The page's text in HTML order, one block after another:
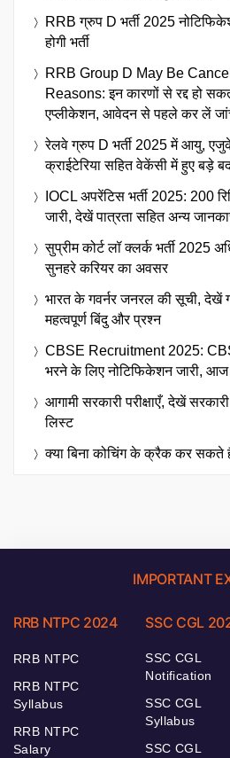
RRB ग्रुप D भर्ती 2025
होगी भर्ती
RRB Group D May Be
Reasons: इन कारणों से रद्द हो
एप्लीकेशन, आवेदन से पहले कर लें
रेलवे ग्रुप D भर्ती 2025 में आयु,
क्राईटेरिया सहित वेकेंसी में हुए बड़े
IOCL अपरेंटिस भर्ती 2025: 200
जारी, देखें पात्रता सहित अन्य
सुप्रीम कोर्ट लॉ क्लर्क भर्ती 2025
सुनहरे करियर का अवसर
भारत के गवर्नर जनरल की सूची, देखें
महत्वपूर्ण बिंदु और प्रश्न
CBSE Recruitment 2025:
भरने के लिए नोटिफिकेशन जारी, आज
आगामी सरकारी परीक्षाएँ, देखें
लिस्ट
क्या बिना कोचिंग के क्रैक कर सकते
IMPORTANT
RRB NTPC 2024
RRB NTPC
RRB NTPC
Syllabus
RRB NTPC
Salary
SSC CGL
SSC CGL
Notification
SSC CGL
Syllabus
SSC CGL